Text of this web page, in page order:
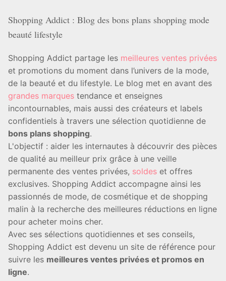
Shopping Addict : Blog des bons plans shopping mode
beauté lifestyle
Shopping Addict partage les meilleures ventes privées
et promotions du moment dans l’univers de la mode,
de la beauté et du lifestyle. Le blog met en avant des
grandes marques tendance et enseignes
incontournables, mais aussi des créateurs et labels
confidentiels à travers une sélection quotidienne de
bons plans shopping.
L'objectif : aider les internautes à découvrir des pièces
de qualité au meilleur prix grâce à une veille
permanente des ventes privées, soldes et offres
exclusives. Shopping Addict accompagne ainsi les
passionnés de mode, de cosmétique et de shopping
malin à la recherche des meilleures réductions en ligne
pour acheter moins cher.
Avec ses sélections quotidiennes et ses conseils,
Shopping Addict est devenu un site de référence pour
suivre les meilleures ventes privées et promos en
ligne.